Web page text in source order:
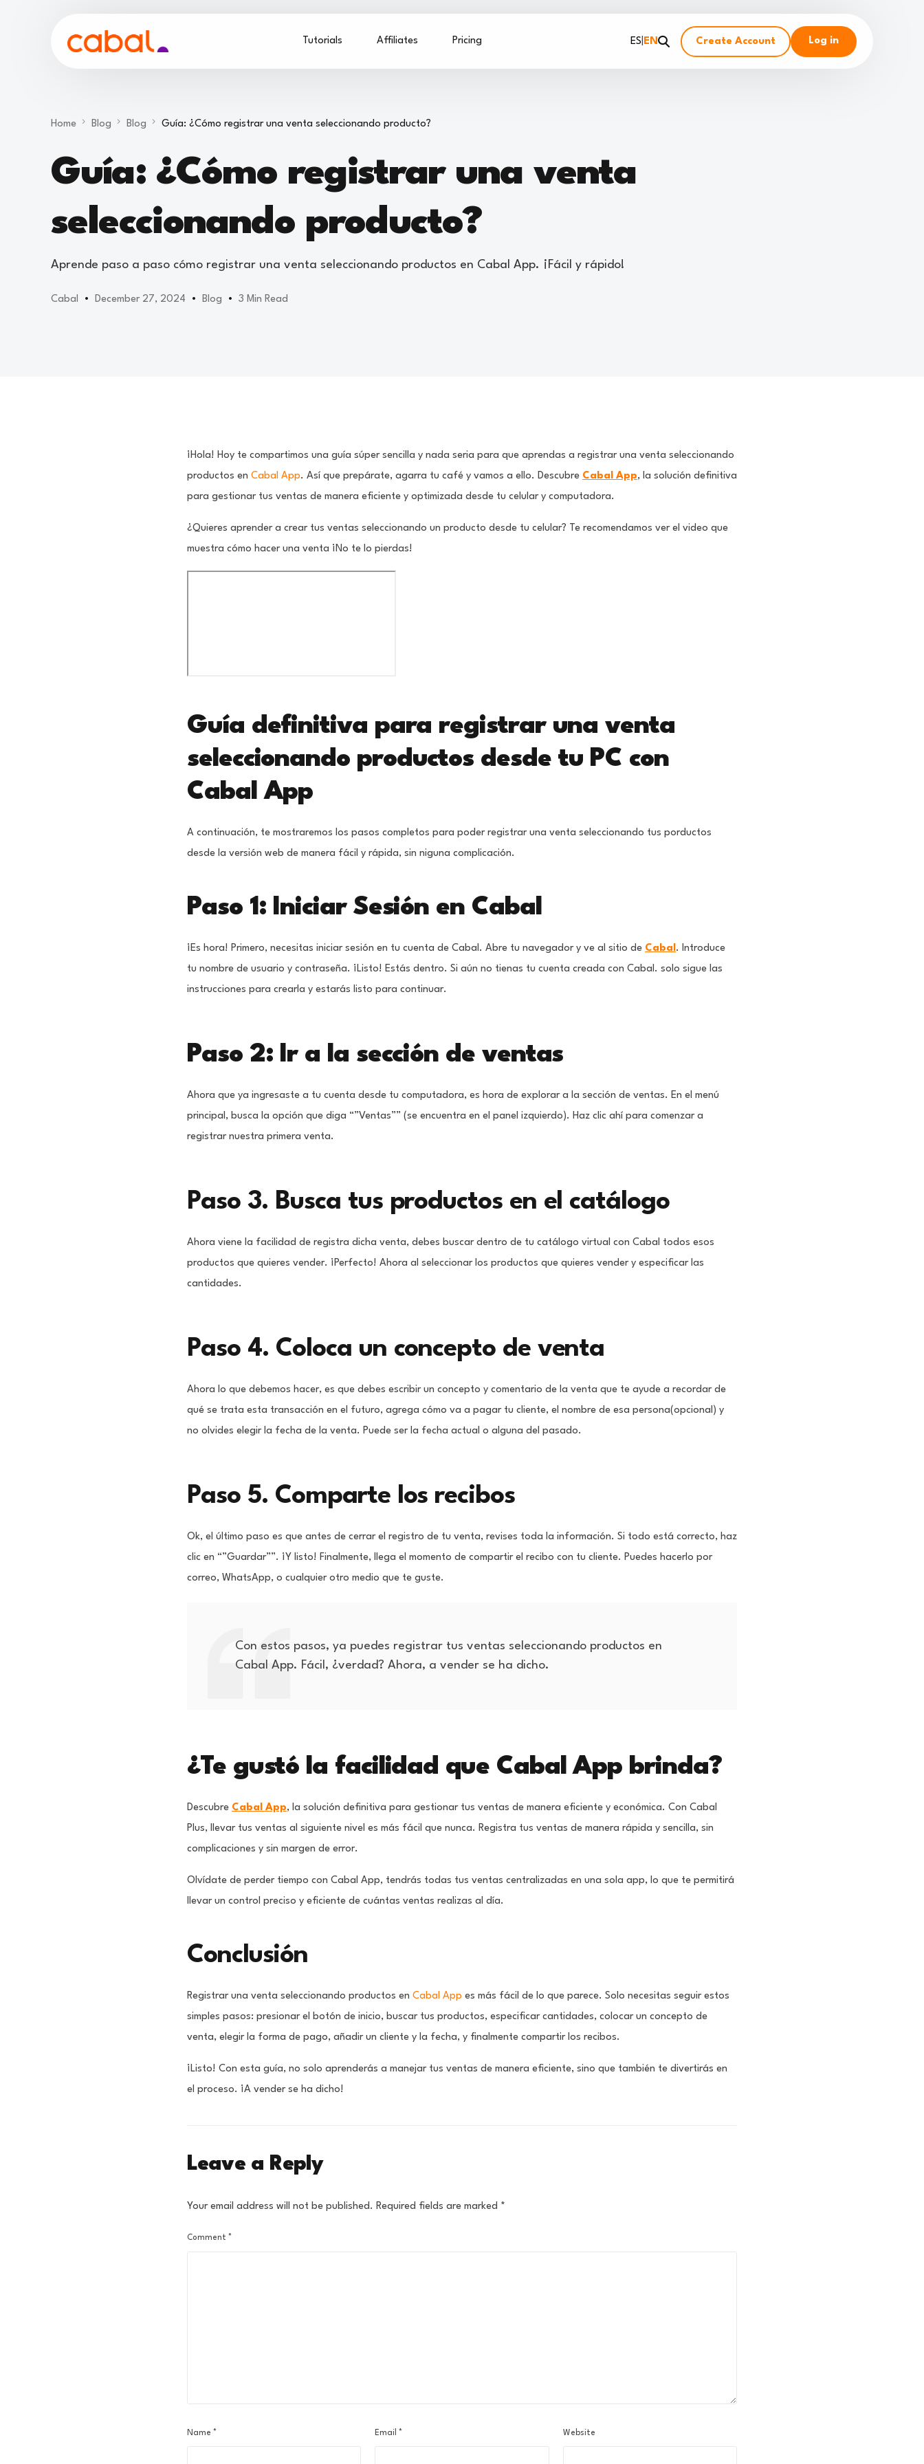
Tutorials Affiliates Pricing ES EN Create Account Log in
Home Blog Blog Guía: ¿Cómo registrar una venta seleccionando producto?
Guía: ¿Cómo registrar una venta
seleccionando producto?
Aprende paso a paso cómo registrar una venta seleccionando productos en Cabal App. ¡Fácil y rápido!
Cabal December 27, 2024 Blog 3 Min Read
¡Hola! Hoy te compartimos una guía súper sencilla y nada seria para que aprendas a registrar una venta seleccionando
productos en Cabal App. Así que prepárate, agarra tu café y vamos a ello. Descubre Cabal App, la solución definitiva
para gestionar tus ventas de manera eficiente y optimizada desde tu celular y computadora.
¿Quieres aprender a crear tus ventas seleccionando un producto desde tu celular? Te recomendamos ver el video que
muestra cómo hacer una venta ¡No te lo pierdas!
Guía definitiva para registrar una venta
seleccionando productos desde tu PC con
Cabal App
A continuación, te mostraremos los pasos completos para poder registrar una venta seleccionando tus porductos
desde la versión web de manera fácil y rápida, sin niguna complicación.
Paso 1: Iniciar Sesión en Cabal
¡Es hora! Primero, necesitas iniciar sesión en tu cuenta de Cabal. Abre tu navegador y ve al sitio de Cabal. Introduce
tu nombre de usuario y contraseña. ¡Listo! Estás dentro. Si aún no tienas tu cuenta creada con Cabal. solo sigue las
instrucciones para crearla y estarás listo para continuar.
Paso 2: Ir a la sección de ventas
Ahora que ya ingresaste a tu cuenta desde tu computadora, es hora de explorar a la sección de ventas. En el menú
principal, busca la opción que diga “”Ventas”” (se encuentra en el panel izquierdo). Haz clic ahí para comenzar a
registrar nuestra primera venta.
Paso 3. Busca tus productos en el catálogo
Ahora viene la facilidad de registra dicha venta, debes buscar dentro de tu catálogo virtual con Cabal todos esos
productos que quieres vender. ¡Perfecto! Ahora al seleccionar los productos que quieres vender y especificar las
cantidades.
Paso 4. Coloca un concepto de venta
Ahora lo que debemos hacer, es que debes escribir un concepto y comentario de la venta que te ayude a recordar de
qué se trata esta transacción en el futuro, agrega cómo va a pagar tu cliente, el nombre de esa persona(opcional) y
no olvides elegir la fecha de la venta. Puede ser la fecha actual o alguna del pasado.
Paso 5. Comparte los recibos
Ok, el último paso es que antes de cerrar el registro de tu venta, revises toda la información. Si todo está correcto, haz
clic en “”Guardar””. ¡Y listo! Finalmente, llega el momento de compartir el recibo con tu cliente. Puedes hacerlo por
correo, WhatsApp, o cualquier otro medio que te guste.
Con estos pasos, ya puedes registrar tus ventas seleccionando productos en
Cabal App. Fácil, ¿verdad? Ahora, a vender se ha dicho.
¿Te gustó la facilidad que Cabal App brinda?
Descubre Cabal App, la solución definitiva para gestionar tus ventas de manera eficiente y económica. Con Cabal
Plus, llevar tus ventas al siguiente nivel es más fácil que nunca. Registra tus ventas de manera rápida y sencilla, sin
complicaciones y sin margen de error.
Olvídate de perder tiempo con Cabal App, tendrás todas tus ventas centralizadas en una sola app, lo que te permitirá
llevar un control preciso y eficiente de cuántas ventas realizas al día.
Conclusión
Registrar una venta seleccionando productos en Cabal App es más fácil de lo que parece. Solo necesitas seguir estos
simples pasos: presionar el botón de inicio, buscar tus productos, especificar cantidades, colocar un concepto de
venta, elegir la forma de pago, añadir un cliente y la fecha, y finalmente compartir los recibos.
¡Listo! Con esta guía, no solo aprenderás a manejar tus ventas de manera eficiente, sino que también te divertirás en
el proceso. ¡A vender se ha dicho!
Leave a Reply
Your email address will not be published. Required fields are marked *
Comment *
Name * Email * Website